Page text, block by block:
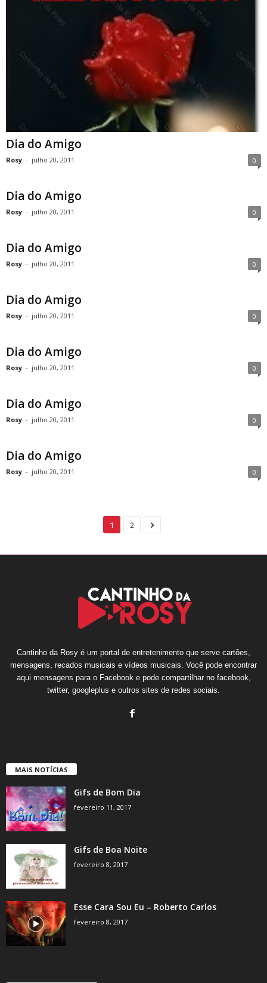
Dia do Amigo
Rosy - julho 20, 2011 0
Dia do Amigo
Rosy - julho 20, 2011 0
Dia do Amigo
Rosy - julho 20, 2011 0
Dia do Amigo
Rosy - julho 20, 2011 0
Dia do Amigo
Rosy - julho 20, 2011 0
Dia do Amigo
Rosy - julho 20, 2011 0
Dia do Amigo
Rosy - julho 20, 2011 0
1 2
Cantinho da Rosy é um portal de entretenimento que serve cartões,
mensagens, recados musicais e vídeos musicais. Você pode encontrar
aqui mensagens para o Facebook e pode compartilhar no facebook,
twitter, googleplus e outros sites de redes sociais.
MAIS NOTÍCIAS
Gifs de Bom Dia
fevereiro 11, 2017
Gifs de Boa Noite
fevereiro 8, 2017
Esse Cara Sou Eu – Roberto Carlos
fevereiro 8, 2017